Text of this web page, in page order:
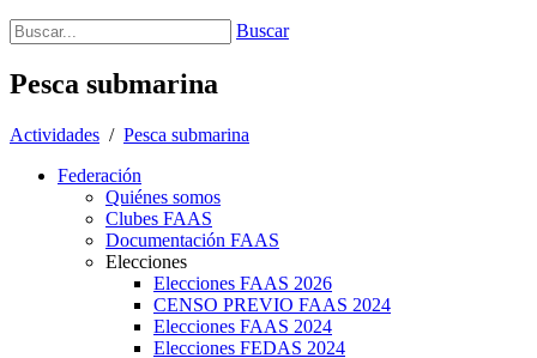
Buscar
Pesca submarina
Actividades / Pesca submarina
Federación
Quiénes somos
Clubes FAAS
Documentación FAAS
Elecciones
Elecciones FAAS 2026
CENSO PREVIO FAAS 2024
Elecciones FAAS 2024
Elecciones FEDAS 2024